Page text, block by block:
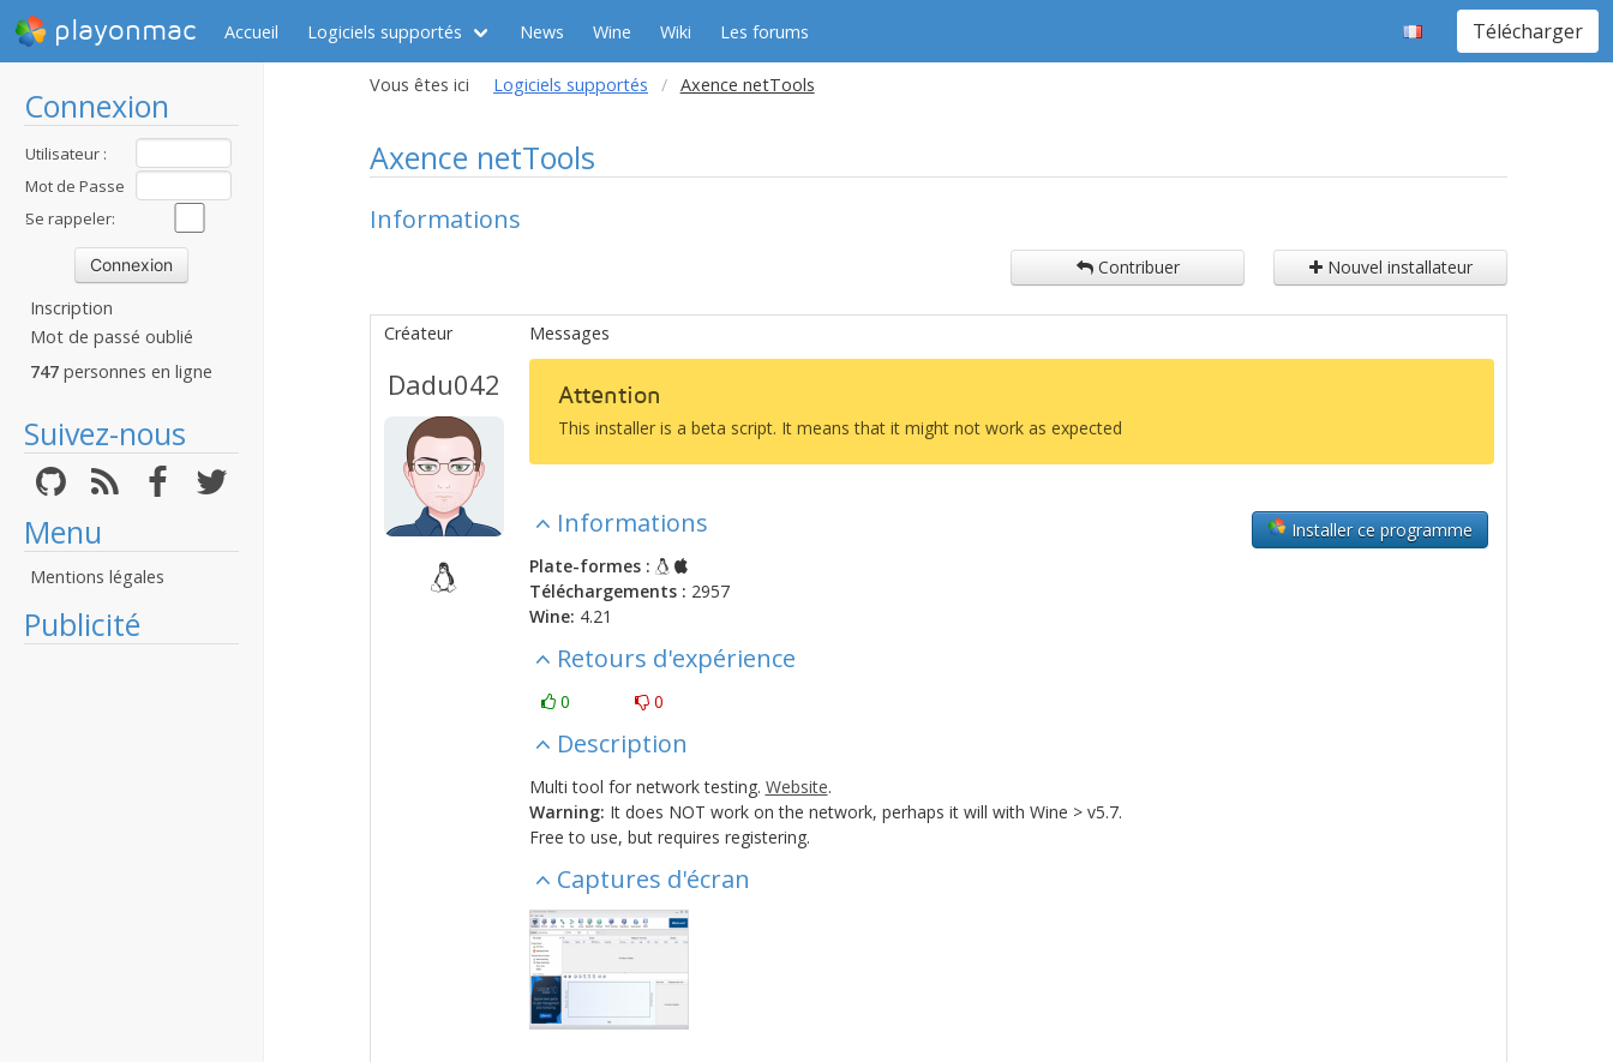
playonmac Accueil Logiciels supportés News Wine Wiki Les forums Télécharger
Connexion
Utilisateur :
Mot de Passe
:Se rappeler:
Inscription
Mot de passé oublié
747 personnes en ligne
Suivez-nous
Menu
Mentions légales
Publicité
Vous êtes ici Logiciels supportés Axence netTools
Axence netTools
Informations
Contribuer Nouvel installateur
Créateur Messages
Dadu042 Attention
This installer is a beta script. It means that it might not work as expected
Installer ce programme
Informations
Plate-formes :
Téléchargements : 2957
Wine: 4.21
Retours d'expérience
0 0
Description
Multi tool for network testing. Website.
Warning: It does NOT work on the network, perhaps it will with Wine > v5.7.
Free to use, but requires registering.
Captures d'écran